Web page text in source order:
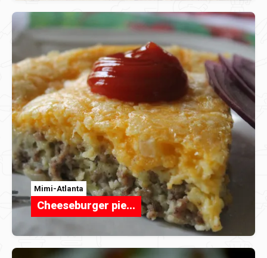
Mimi-Atlanta
Cheeseburger pie...